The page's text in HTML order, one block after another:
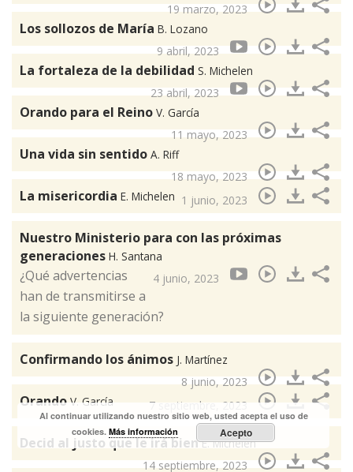
19 marzo, 2023
Los sollozos de María B. Lozano
9 abril, 2023
La fortaleza de la debilidad S. Michelen
23 abril, 2023
Orando para el Reino V. García
11 mayo, 2023
Una vida sin sentido A. Riff
18 mayo, 2023
La misericordia E. Michelen 1 junio, 2023
Nuestro Ministerio para con las próximas
generaciones H. Santana
4 junio, 2023
¿Qué advertencias
han de transmitirse a
la siguiente generación?
Confirmando los ánimos J. Martínez
8 junio, 2023
Orando V. García 7 septiembre, 2023
Decid al justo que le irá bienE. Michelén
14 septiembre, 2023
Al continuar utilizando nuestro sitio web, usted acepta el uso de
cookies.Más información Acepto